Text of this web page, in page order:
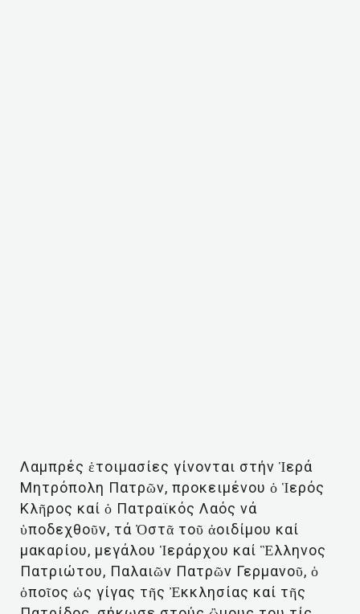
Λαμπρές ἑτοιμασίες γίνονται στήν Ἱερά
Μητρόπολη Πατρῶν, προκειμένου ὁ Ἱερός
Κλῆρος καί ὁ Πατραϊκός Λαός νά
ὑποδεχθοῦν, τά Ὀστᾶ τοῦ ἀοιδίμου καί
μακαρίου, μεγάλου Ἱεράρχου καί Ἓλληνος
Πατριώτου, Παλαιῶν Πατρῶν Γερμανοῦ, ὁ
ὁποῖος ὡς γίγας τῆς Ἐκκλησίας καί τῆς